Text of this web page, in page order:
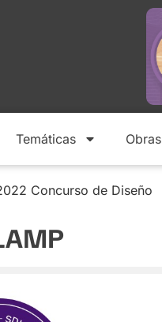
Temáticas Obras
Concurso de Diseño